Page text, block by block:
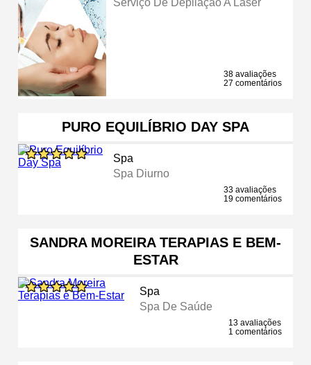
38 avaliações
27 comentários
PURO EQUILÍBRIO DAY SPA
Spa
Spa Diurno
33 avaliações
19 comentários
SANDRA MOREIRA TERAPIAS E BEM-
ESTAR
Spa
Spa De Saúde
13 avaliações
1 comentários